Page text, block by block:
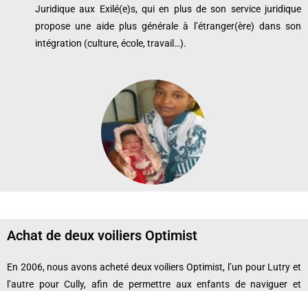
Juridique aux Exilé(e)s, qui en plus de son service juridique
propose une aide plus générale à l’étranger(ère) dans son
intégration (culture, école, travail…).
Achat de deux voiliers Optimist
En 2006, nous avons acheté deux voiliers Optimist, l’un pour Lutry et
l’autre pour Cully, afin de permettre aux enfants de naviguer et